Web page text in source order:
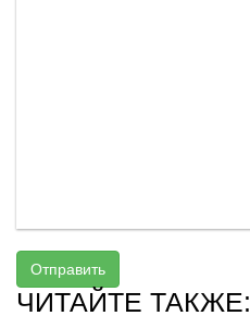
Отправить
ЧИТАЙТЕ ТАКЖЕ: